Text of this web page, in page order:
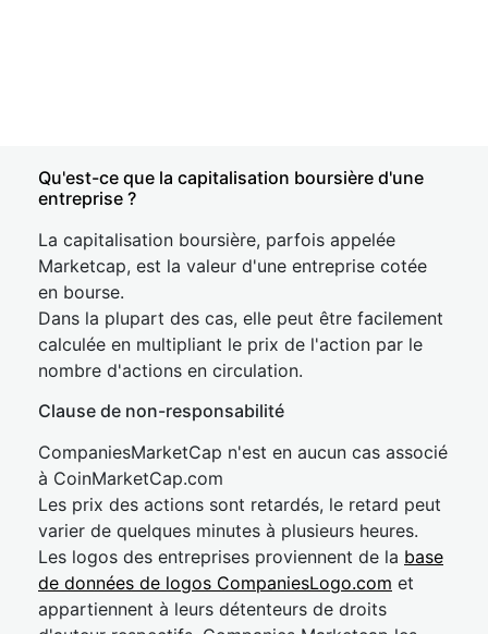
Qu'est-ce que la capitalisation boursière d'une
entreprise ?
La capitalisation boursière, parfois appelée
Marketcap, est la valeur d'une entreprise cotée
en bourse.
Dans la plupart des cas, elle peut être facilement
calculée en multipliant le prix de l'action par le
nombre d'actions en circulation.
Clause de non-responsabilité
CompaniesMarketCap n'est en aucun cas associé
à CoinMarketCap.com
Les prix des actions sont retardés, le retard peut
varier de quelques minutes à plusieurs heures.
Les logos des entreprises proviennent de la base
de données de logos CompaniesLogo.com et
appartiennent à leurs détenteurs de droits